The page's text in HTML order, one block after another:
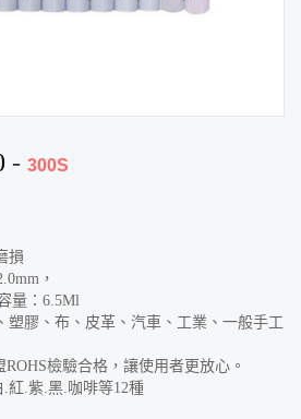
- 300S
損
，
量：6.5Ml
塑膠、布、皮革、汽車、工業、一般手工
檢驗合格，讓使用者更放心。
紅.紫.黑.咖啡等12種